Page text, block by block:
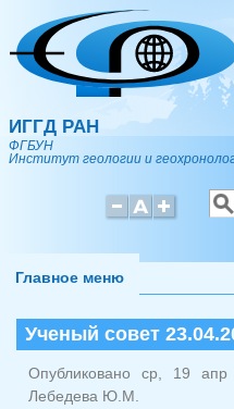
Перейти к основному
ИГГД РАН
ФГБУН
Институт геологии и
Главное меню
Ученый совет
Опубликовано ср, 19
Лебедева Ю.М.